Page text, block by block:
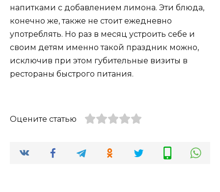
напитками с добавлением лимона. Эти блюда,
конечно же, также не стоит ежедневно
употреблять. Но раз в месяц устроить себе и
своим детям именно такой праздник можно,
исключив при этом губительные визиты в
рестораны быстрого питания.
Оцените статью